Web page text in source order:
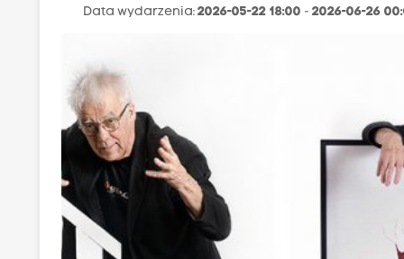
Data wydarzenia:2026-05-22 18:00 -2026-06-26